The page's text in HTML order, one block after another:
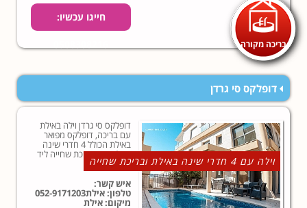
בריכה מקורה
חייגו עכשיו:
דופלקס סי גרדן
וילה עם 4 חדרי שינה באילת ובריכת שחייה
דופלקס סי גרדן וילה באילת
עם בריכה, דופלקס מפואר
באילת הכולל 4 חדרי שינה
גדולים עם בריכת שחייה ליד
הים באלת...
איש קשר:
טלפון:אילת052-9171203
מיקום: אילת